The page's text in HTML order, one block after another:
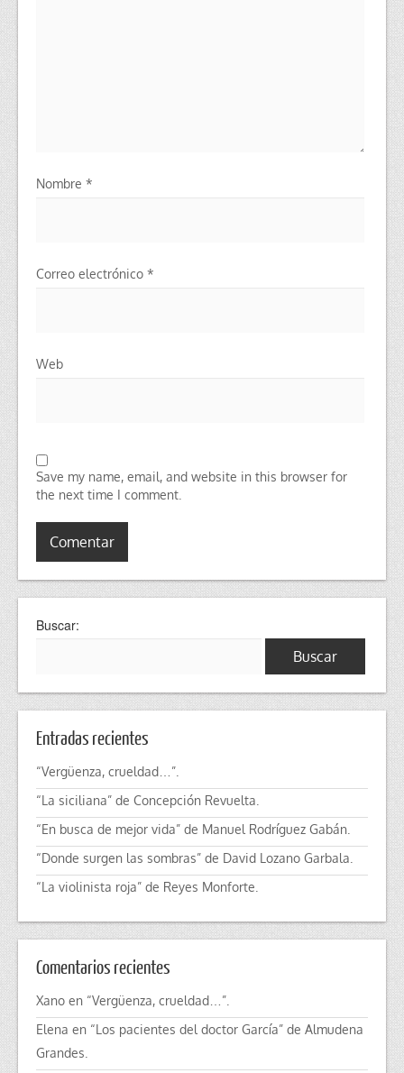
Nombre *
Correo electrónico *
Web
Save my name, email, and website in this browser for
the next time I comment.
Buscar:
Entradas recientes
“Vergüenza, crueldad…”.
“La siciliana” de Concepción Revuelta.
“En busca de mejor vida” de Manuel Rodríguez Gabán.
“Donde surgen las sombras” de David Lozano Garbala.
“La violinista roja” de Reyes Monforte.
Comentarios recientes
Xano en “Vergüenza, crueldad…”.
Elena en “Los pacientes del doctor García” de Almudena
Grandes.